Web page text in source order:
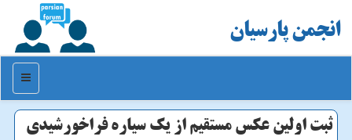
انجمن پارسیان
منو
ثبت اولین عكس مستقیم از یك سیاره فراخورشیدی